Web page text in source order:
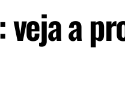
a